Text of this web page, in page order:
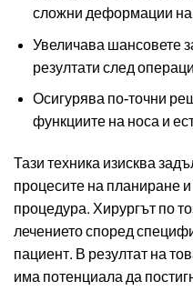
сложни деформации на
Увеличава шансовете
резултати след
Осигурява по-точни
функциите на носа и
Тази техника изисква
процесите на планиране
процедура. Хирургът по
лечението според
пациент. В резултат на
има потенциала да